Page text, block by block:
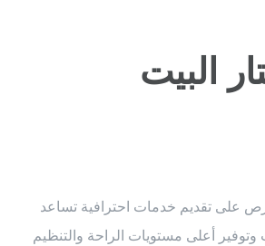
البيت
على تقديم خدمات احترافية تساعد
وتوفير أعلى مستويات الراحة والتنظيم